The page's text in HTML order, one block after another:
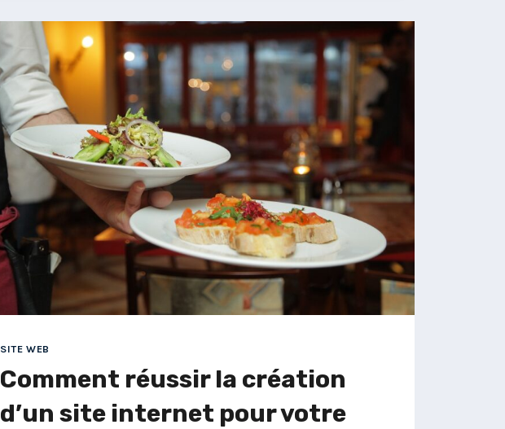
WEB
RESPONSIVE
POUR
PETITES
ENTREPRISES
:
UN
OUTIL
ESSENTIEL
POUR
GRANDIR
SITE WEB
Comment réussir la création
d’un site internet pour votre